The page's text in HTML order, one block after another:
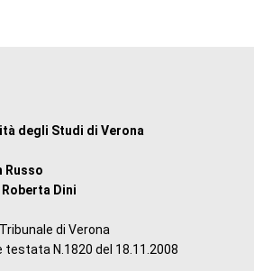
degli Studi di Verona
Russo
Roberta Dini
di Verona
testata N.1820 del 18.11.2008